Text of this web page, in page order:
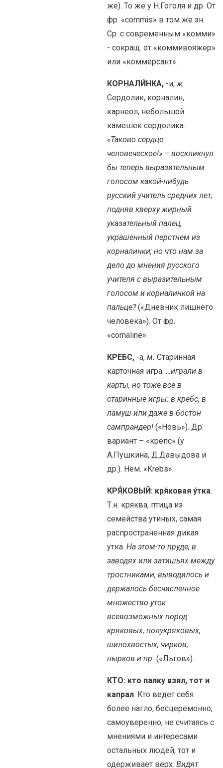
же). То же у Н.Гоголя и др. От
фр. «commis» в том же зн.
Ср. с современным «комми»
- сокращ. от «коммивояжер»
или «коммерсант».
КОРНАЛИ́НКА, -и,ж.
Сердолик, корналин,
карнеол, небольшой
камешек сердолика.
«Таково сердце
человеческое!» – воскликнул
бы теперь выразительным
голосом какой-нибудь
русский учитель средних лет,
подняв кверху жирный
указательный палец,
украшенный перстнем из
корналинки; но что нам за
дело до мнения русского
учителя с выразительным
голосом и корналинкой на
пальце?(«Дневник лишнего
человека»). От фр.
«cornaline».
КРЕБС, -а, м. Старинная
карточная игра. …играли в
карты, но тоже всё в
старинные игры: в кребс, в
ламуш или даже в бостон
сампрандер! («Новь»). Др.
вариант – «крепс» (у
А.Пушкина, Д.Давыдова и
др.). Нем. «Krebs».
КРЯ́КОВЫЙ: кря́ковая у́тка.
Т.н. кряква, птица из
семейства утиных, самая
распространенная дикая
утка. На этом-то пруде, в
заводях или затишьях между
тростниками, выводилось и
держалось бесчисленное
множество уток
всевозможных пород:
кряковых, полукряковых,
шилохвостых, чирков,
нырков и пр. («Льгов»).
КТО: кто палку взял, тот и
капрал. Кто ведет себя
более нагло, бесцеремонно,
самоуверенно, не считаясь с
мнениями и интересами
остальных людей, тот и
одерживает верх. Видят